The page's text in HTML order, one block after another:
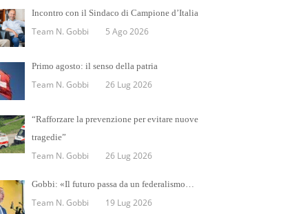
Incontro con il Sindaco di Campione d’Italia
Team N. Gobbi 5 Ago 2026
Primo agosto: il senso della patria
Team N. Gobbi 26 Lug 2026
“Rafforzare la prevenzione per evitare nuove
tragedie”
Team N. Gobbi 26 Lug 2026
Gobbi: «Il futuro passa da un federalismo…
Team N. Gobbi 19 Lug 2026